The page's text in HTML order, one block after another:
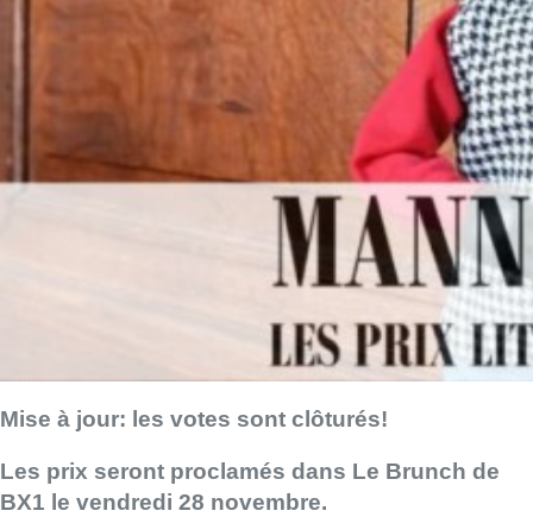
Mise à jour: les votes sont clôturés!
Les prix seront proclamés dans Le Brunch de
BX1 le vendredi 28 novembre.